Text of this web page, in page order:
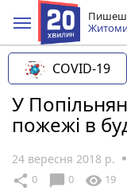
Пишеш
COVID-19
У
пожежі в
24 вересня 2018 р.
share 0 chat_bubble 0 visibility 19